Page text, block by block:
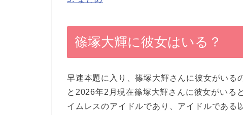
篠塚大輝に彼女はいる？
早速本題に入り、篠塚大輝さんに彼女がいる
と2026年2月現在篠塚大輝さんに彼女がいる
イムレスのアイドルであり、アイドルである